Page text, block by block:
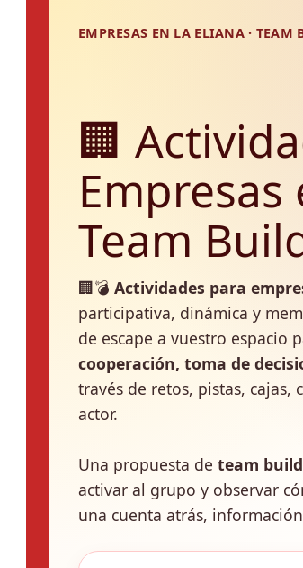
EMPRESAS EN LA ELIANA ·
🏢
Empresas
Team
🏢💣 Actividades para
participativa, dinámica y
de escape a vuestro espacio
cooperación, toma de
través de retos, pistas,
actor.
Una propuesta de team
activar al grupo y observar
una cuenta atrás,